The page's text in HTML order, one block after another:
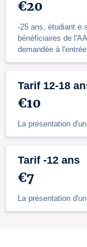
€20
-25 ans,
bénéficiaires de
demandée à l'entrée
Tarif 12-18
€10
La présentation
Tarif -12 ans
€7
La présentation